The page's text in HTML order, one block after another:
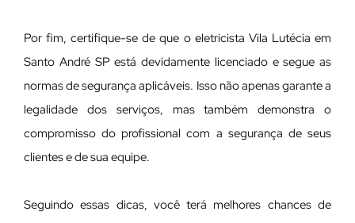
Por fim, certifique-se de que o eletricista Vila Lutécia em
Santo André SP está devidamente licenciado e segue as
normas de segurança aplicáveis. Isso não apenas garante a
legalidade dos serviços, mas também demonstra o
compromisso do profissional com a segurança de seus
clientes e de sua equipe.
Seguindo essas dicas, você terá melhores chances de